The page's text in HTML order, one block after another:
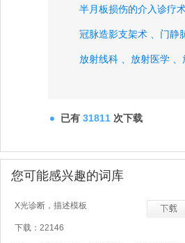
半月板损伤的介入诊疗术
冠脉造影支架术 、 门静
放射线科 、 放射医学 、
已有 31811 次下载
您可能感兴趣的词库
X光诊断，描述模板
下载：22146